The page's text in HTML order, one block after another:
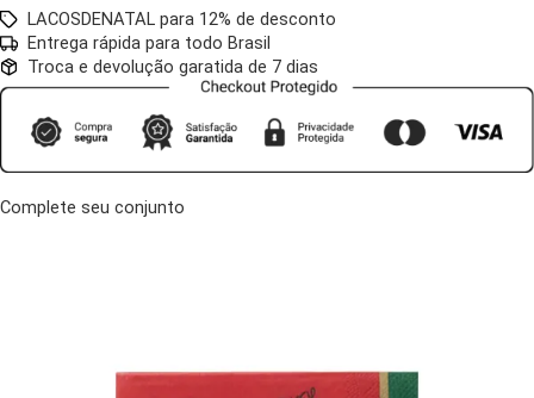
LACOSDENATAL para 12% de desconto
Entrega rápida para todo Brasil
Troca e devolução garatida de 7 dias
Complete seu conjunto